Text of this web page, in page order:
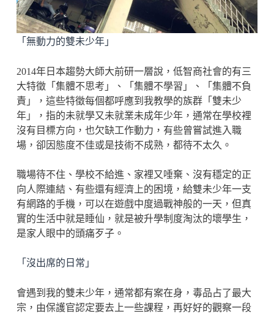
「無動力的雙未少年」
2014年日本趨勢大師大前研一層說，低智商社會的有三
大特徵「集體不思考」、「集體不學習」、「集體不負
責」，這些特徵每個都呼應到我教學的族群「雙未少
年」，指的未就學又未就業未成年少年，通常在學校裡
沒有目標方向，也欠缺工作動力，有些曾嘗試進入職
場，卻因態度不佳或是技術不成熟，都待不太久。
職場待不住、學校不給進、家裡又唾棄、沒有穩定的正
向人際連結、有些還有經濟上的困境，給雙未少年一支
有網路的手機，可以在遊戲中度過戰神般的一天，但真
實的生活中就是睡仙，就是被升學制度淘汰的壞學生，
是家人眼中的頭痛歹子。
「沒出席的日常」
會遇到我的雙未少年，通常都有案在身，毒品占了最大
宗，由保護官認定要去上一些課程，再好好的觀察一段